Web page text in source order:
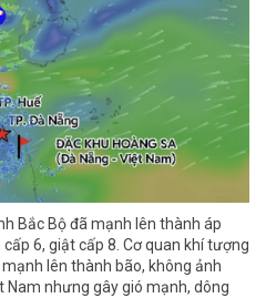
Bắc Bộ đã mạnh lên thành áp
6, giật cấp 8. Cơ quan khí tượng
lên thành bão, không ảnh
Nam nhưng gây gió mạnh, dông